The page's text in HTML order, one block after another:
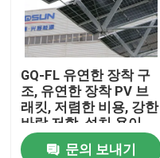
GQ-FL 유연한 장착 구
조, 유연한 장착 PV 브
래킷, 저렴한 비용, 강한
바람 저항, 설치 용이
문의 보내기